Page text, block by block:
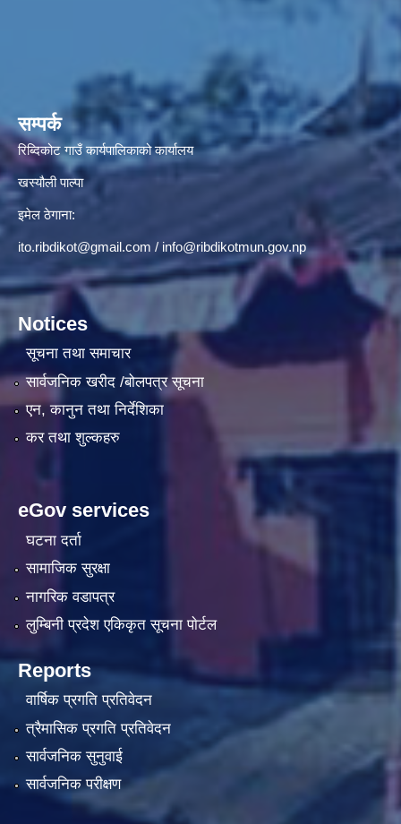
सम्पर्क
रिब्दिकोट गाउँ कार्यपालिकाको कार्यालय
खस्यौली पाल्पा
इमेल ठेगाना:
ito.ribdikot@gmail.com / info@ribdikotmun.gov.np
Notices
सूचना तथा समाचार
सार्वजनिक खरीद /बोलपत्र सूचना
एन, कानुन तथा निर्देशिका
कर तथा शुल्कहरु
eGov services
घटना दर्ता
सामाजिक सुरक्षा
नागरिक वडापत्र
लुम्बिनी प्रदेश एकिकृत सूचना पाेर्टल
Reports
वार्षिक प्रगति प्रतिवेदन
त्रैमासिक प्रगति प्रतिवेदन
सार्वजनिक सुनुवाई
सार्वजनिक परीक्षण